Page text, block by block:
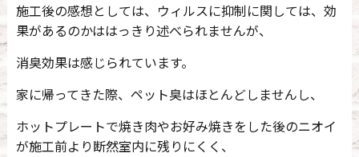
施工後の感想としては、ウィルスに抑制に関しては、効
果があるのかははっきり述べられませんが、
消臭効果は感じられています。
家に帰ってきた際、ペット臭はほとんどしませんし、
ホットプレートで焼き肉やお好み焼きをした後のニオイ
が施工前より断然室内に残りにくく、